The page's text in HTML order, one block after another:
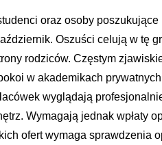
oraz osoby
Oszuści celują w tę
rodziców. Częstym
w akademikach
wyglądają
Wymagają jednak wpłaty
ofert wymaga sprawdzenia